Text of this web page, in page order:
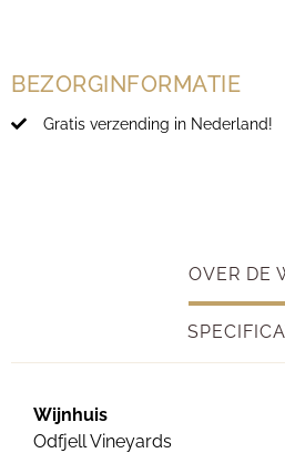
BEZORGINFORMATIE
Gratis verzending in Nederland!
OVER DE
Wijnhuis
Odfjell Vineyards